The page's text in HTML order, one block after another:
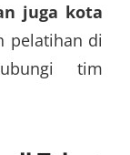
juga kota
pelatihan di
tim